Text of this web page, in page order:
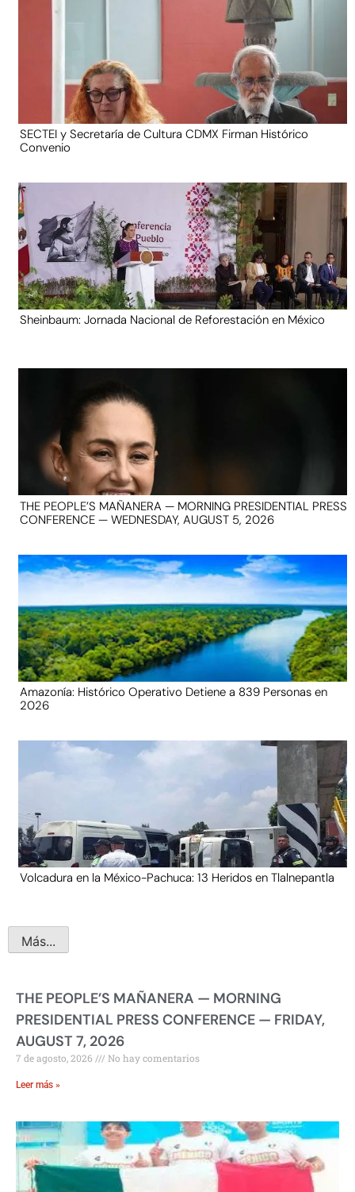
SECTEI y Secretaría de Cultura CDMX Firman Histórico
Convenio
Sheinbaum: Jornada Nacional de Reforestación en México
THE PEOPLE’S MAÑANERA — MORNING PRESIDENTIAL PRESS
CONFERENCE — WEDNESDAY, AUGUST 5, 2026
Amazonía: Histórico Operativo Detiene a 839 Personas en
2026
Volcadura en la México-Pachuca: 13 Heridos en Tlalnepantla
Más...
THE PEOPLE’S MAÑANERA — MORNING
PRESIDENTIAL PRESS CONFERENCE — FRIDAY,
AUGUST 7, 2026
7 de agosto, 2026 No hay comentarios
Leer más »